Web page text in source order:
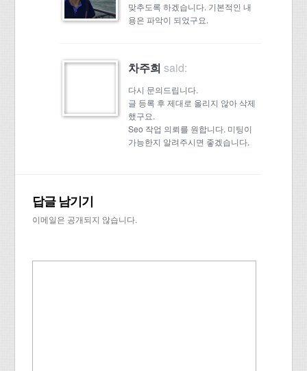
맞추도록 하겠습니다. 기본적인 내
용은 파악이 되었구요.
차주희said:
다시 문의드립니다.
글 등록 후 제대로 올리지 않아 삭제
했구요.
Seo 작업 의뢰를 원합니다. 미팅이
가능한지 알려주시면 좋겠습니다.
답글 남기기
이메일은 공개되지 않습니다.